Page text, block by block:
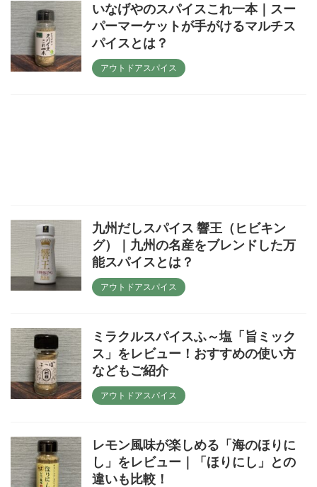
いなげやのスパイスこれ一本｜スー
パーマーケットが手がけるマルチス
パイスとは？
アウトドアスパイス
九州だしスパイス 響王（ヒビキン
グ）｜九州の名産をブレンドした万
能スパイスとは？
アウトドアスパイス
ミラクルスパイスふ～塩「旨ミック
ス」をレビュー！おすすめの使い方
などもご紹介
アウトドアスパイス
レモン風味が楽しめる「海のほりに
し」をレビュー｜「ほりにし」との
違いも比較！